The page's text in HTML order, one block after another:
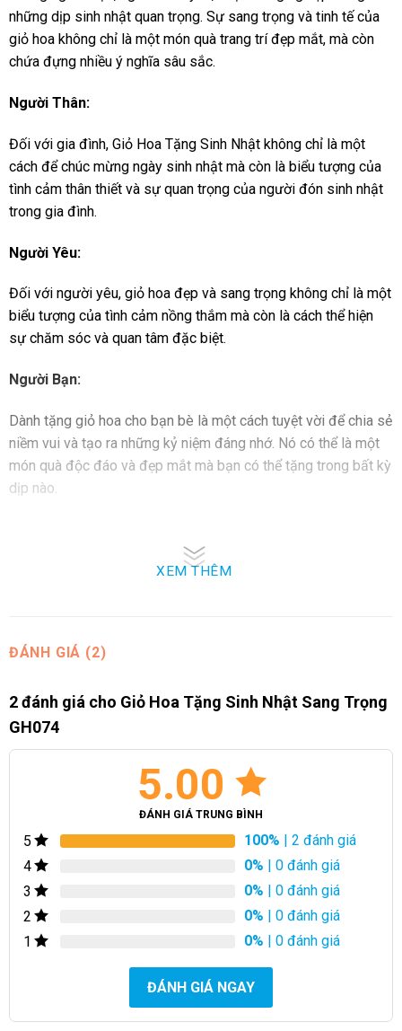
những dịp sinh nhật quan trọng. Sự sang trọng và tinh tế của
giỏ hoa không chỉ là một món quà trang trí đẹp mắt, mà còn
chứa đựng nhiều ý nghĩa sâu sắc.
Người Thân:
Đối với gia đình, Giỏ Hoa Tặng Sinh Nhật không chỉ là một
cách để chúc mừng ngày sinh nhật mà còn là biểu tượng của
tình cảm thân thiết và sự quan trọng của người đón sinh nhật
trong gia đình.
Người Yêu:
Đối với người yêu, giỏ hoa đẹp và sang trọng không chỉ là một
biểu tượng của tình cảm nồng thắm mà còn là cách thể hiện
sự chăm sóc và quan tâm đặc biệt.
Người Bạn:
Dành tặng giỏ hoa cho bạn bè là một cách tuyệt vời để chia sẻ
niềm vui và tạo ra những kỷ niệm đáng nhớ. Nó có thể là một
món quà độc đáo và đẹp mắt mà bạn có thể tặng trong bất kỳ
dịp nào.
Trong môi trường công việc, việc tặng Giỏ Hoa Tặng Sinh Nhật
Đối với những đối tác kinh doanh, giỏ hoa là một cách tuyệt
quan hệ tích cực trong môi trường làm việc.
Dù là ai, một giỏ hoa tinh tế và sang trọng sẽ là món quà độc
đáo và ý nghĩa, chắc chắn tạo ra ấn tượng khó quên trong trái
tim người nhận.
XEM THÊM
ĐÁNH GIÁ (2)
2 đánh giá cho Giỏ Hoa Tặng Sinh Nhật Sang Trọng
GH074
5.00
ĐÁNH GIÁ TRUNG BÌNH
5 100% | 2 đánh giá
4
0% | 0 đánh giá
3
0% | 0 đánh giá
2
0% | 0 đánh giá
1
0% | 0 đánh giá
ĐÁNH GIÁ NGAY